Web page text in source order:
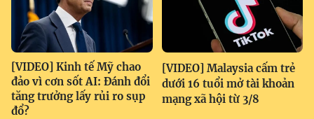
[VIDEO] Kinh tế Mỹ chao
đảo vì cơn sốt AI: Đánh đổi
tăng trưởng lấy rủi ro sụp
đổ?
[VIDEO] Malaysia cấm trẻ
dưới 16 tuổi mở tài khoản
mạng xã hội từ 3/8